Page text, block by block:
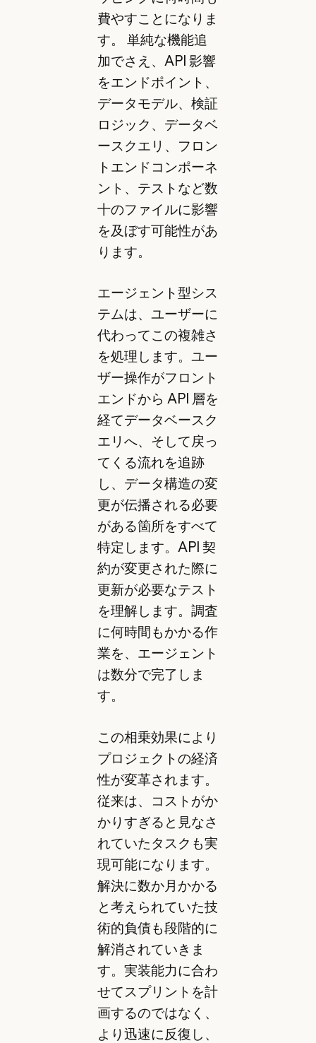
費やすことになりま
す。 単純な機能追
加でさえ、API 影響
をエンドポイント、
データモデル、検証
ロジック、データベ
ースクエリ、フロン
トエンドコンポーネ
ント、テストなど数
十のファイルに影響
を及ぼす可能性があ
ります。
エージェント型シス
テムは、ユーザーに
代わってこの複雑さ
を処理します。ユー
ザー操作がフロント
エンドから API 層を
経てデータベースク
エリへ、そして戻っ
てくる流れを追跡
し、データ構造の変
更が伝播される必要
がある箇所をすべて
特定します。API 契
約が変更された際に
更新が必要なテスト
を理解します。調査
に何時間もかかる作
業を、エージェント
は数分で完了しま
す。
この相乗効果により
プロジェクトの経済
性が変革されます。
従来は、コストがか
かりすぎると見なさ
れていたタスクも実
現可能になります。
解決に数か月かかる
と考えられていた技
術的負債も段階的に
解消されていきま
す。実装能力に合わ
せてスプリントを計
画するのではなく、
より迅速に反復し、